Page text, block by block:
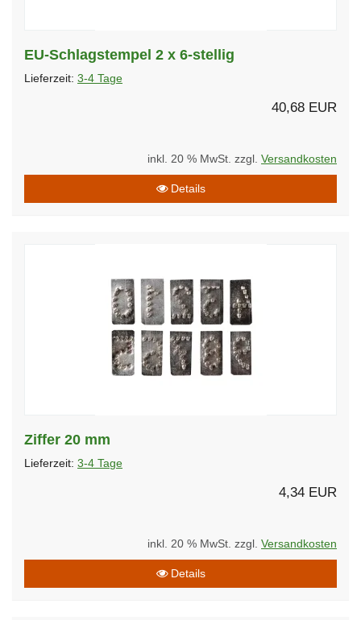
EU-Schlagstempel 2 x 6-stellig
Lieferzeit: 3-4 Tage
40,68 EUR
inkl. 20 % MwSt. zzgl. Versandkosten
Details
Ziffer 20 mm
Lieferzeit: 3-4 Tage
4,34 EUR
inkl. 20 % MwSt. zzgl. Versandkosten
Details